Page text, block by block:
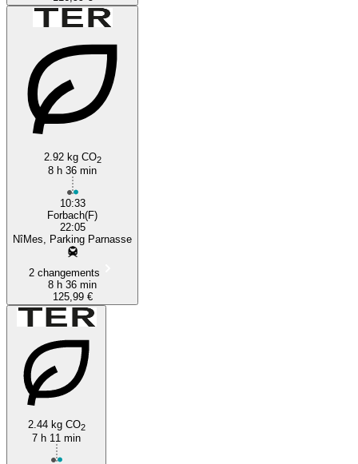
2.92 kg CO2
8 h 36 min
10:33
Forbach(F)
22:05
NîMes, Parking Parnasse
2 changements
8 h 36 min
125,99 €
2.44 kg CO2
7 h 11 min